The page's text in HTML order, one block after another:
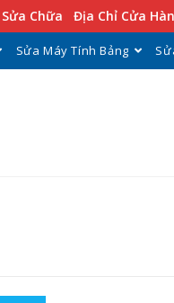
Chữa Địa Chỉ Cửa
Sửa Máy Tính Bảng